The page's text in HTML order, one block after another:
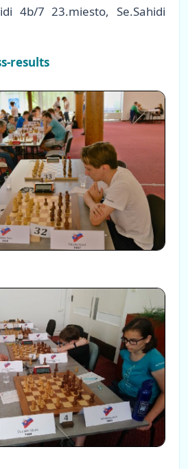
4b/7 23.miesto, Se.Sahidi
results